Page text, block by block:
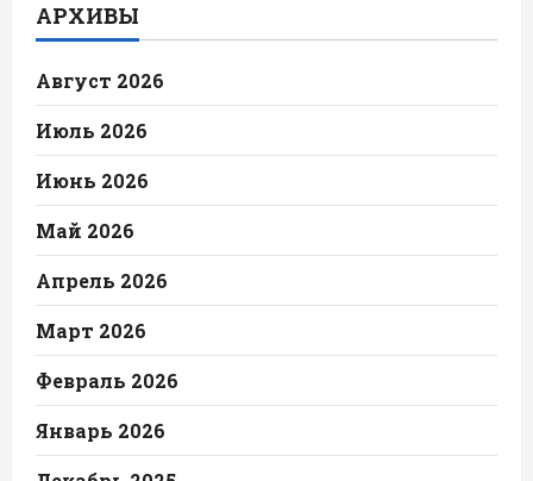
АРХИВЫ
Август 2026
Июль 2026
Июнь 2026
Май 2026
Апрель 2026
Март 2026
Февраль 2026
Январь 2026